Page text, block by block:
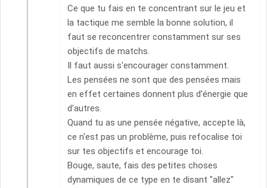
Ce que tu fais en te concentrant sur le jeu et
la tactique me semble la bonne solution, il
faut se reconcentrer constamment sur ses
objectifs de matchs.
Il faut aussi s'encourager constamment.
Les pensées ne sont que des pensées mais
en effet certaines donnent plus d'énergie que
d'autres.
Quand tu as une pensée négative, accepte là,
ce n'est pas un problème, puis refocalise toi
sur tes objectifs et encourage toi.
Bouge, saute, fais des petites choses
dynamiques de ce type en te disant "allez"